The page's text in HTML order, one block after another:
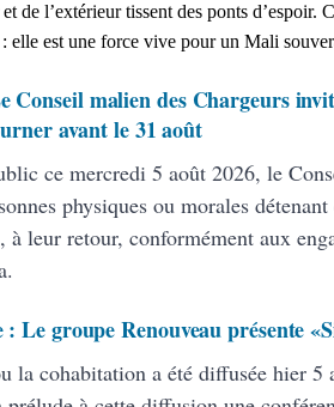
de l’extérieur tissent des ponts d’espoir.
: elle est une force vive pour un Mali
Conseil malien des Chargeurs
avant le 31 août
ce mercredi 5 août 2026, le
physiques ou morales détenant
à leur retour, conformément aux
: Le groupe Renouveau présente
la cohabitation a été diffusée hier 5